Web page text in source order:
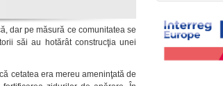
dar pe măsură ce comunitatea se
săi au hotărât construcţia unei
cetatea era mereu ameninţată de